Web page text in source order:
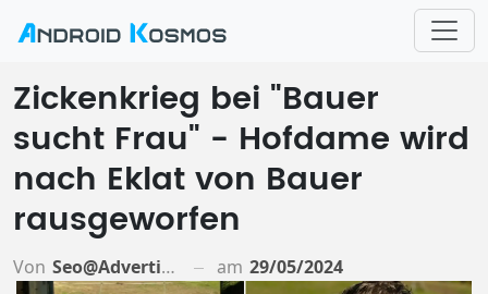
Zickenkrieg bei "Bauer
sucht Frau" - Hofdame wird
nach Eklat von Bauer
rausgeworfen
Von Seo@advertiso.de am 29/05/2024